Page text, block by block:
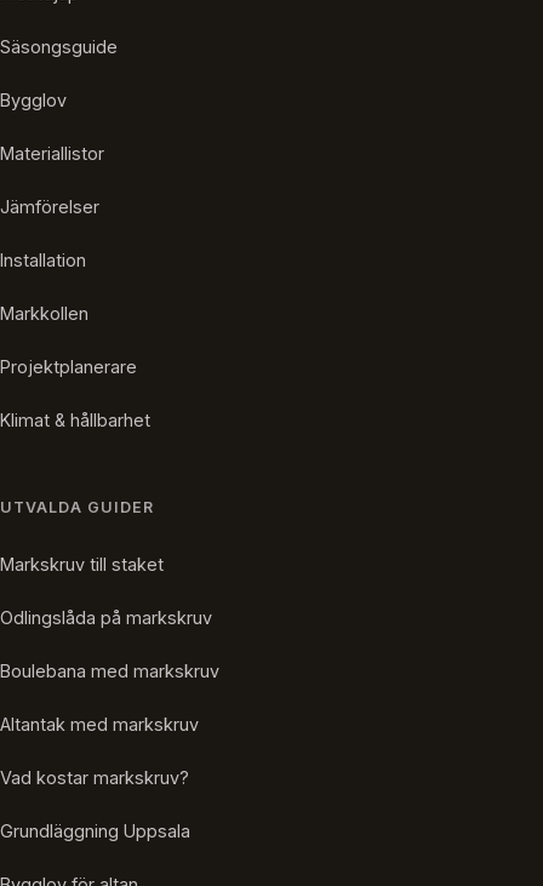
Säsongsguide
Bygglov
Materiallistor
Jämförelser
Installation
Markkollen
Projektplanerare
Klimat & hållbarhet
UTVALDA GUIDER
Markskruv till staket
Odlingslåda på markskruv
Boulebana med markskruv
Altantak med markskruv
Vad kostar markskruv?
Grundläggning Uppsala